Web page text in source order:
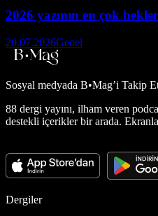
2026 yazının en çok
20.07.2026Genel
Sosyal medyada B•Mag’i Takip
88 dergi yayını, ilham veren
destekli içerikler bir arada.
Dergiler